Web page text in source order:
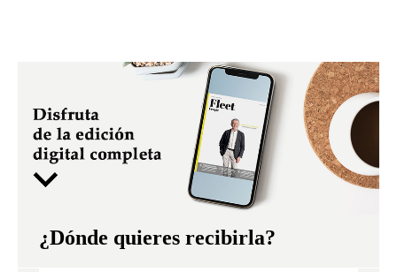
¿Dónde quieres recibirla?